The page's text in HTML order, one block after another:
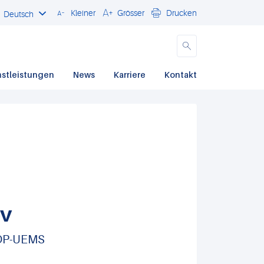
Schliessen
Deutsch Kleiner Grösser Drucken
News Karriere Kontakt
UEMS